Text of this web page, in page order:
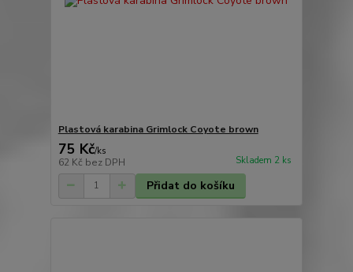
Plastová karabina Grimlock Coyote brown
75 Kč/ks
62 Kč bez DPH Skladem 2 ks
Přidat do košíku